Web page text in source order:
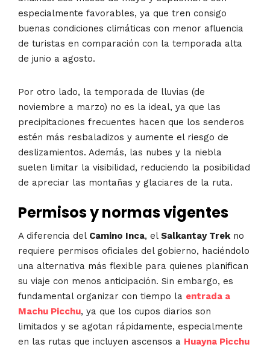
especialmente favorables, ya que tren consigo
buenas condiciones climáticas con menor afluencia
de turistas en comparación con la temporada alta
de junio a agosto.
Por otro lado, la temporada de lluvias (de
noviembre a marzo) no es la ideal, ya que las
precipitaciones frecuentes hacen que los senderos
estén más resbaladizos y aumente el riesgo de
deslizamientos. Además, las nubes y la niebla
suelen limitar la visibilidad, reduciendo la posibilidad
de apreciar las montañas y glaciares de la ruta.
Permisos y normas vigentes
A diferencia del Camino Inca, el Salkantay Trekno
requiere permisos oficiales del gobierno, haciéndolo
una alternativa más flexible para quienes planifican
su viaje con menos anticipación. Sin embargo, es
fundamental organizar con tiempo la entrada a
Machu Picchu, ya que los cupos diarios son
limitados y se agotan rápidamente, especialmente
en las rutas que incluyen ascensos a Huayna Picchu